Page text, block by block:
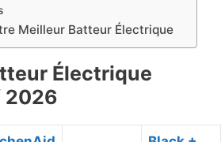
Meilleur Batteur Électrique
Électrique
​2026